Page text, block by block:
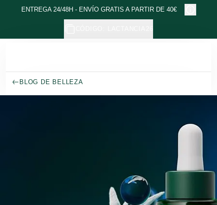
Ir al contenido principal
ENTREGA 24/48H - ENVÍO GRATIS A PARTIR DE 40€
BLOG DE BELLEZA